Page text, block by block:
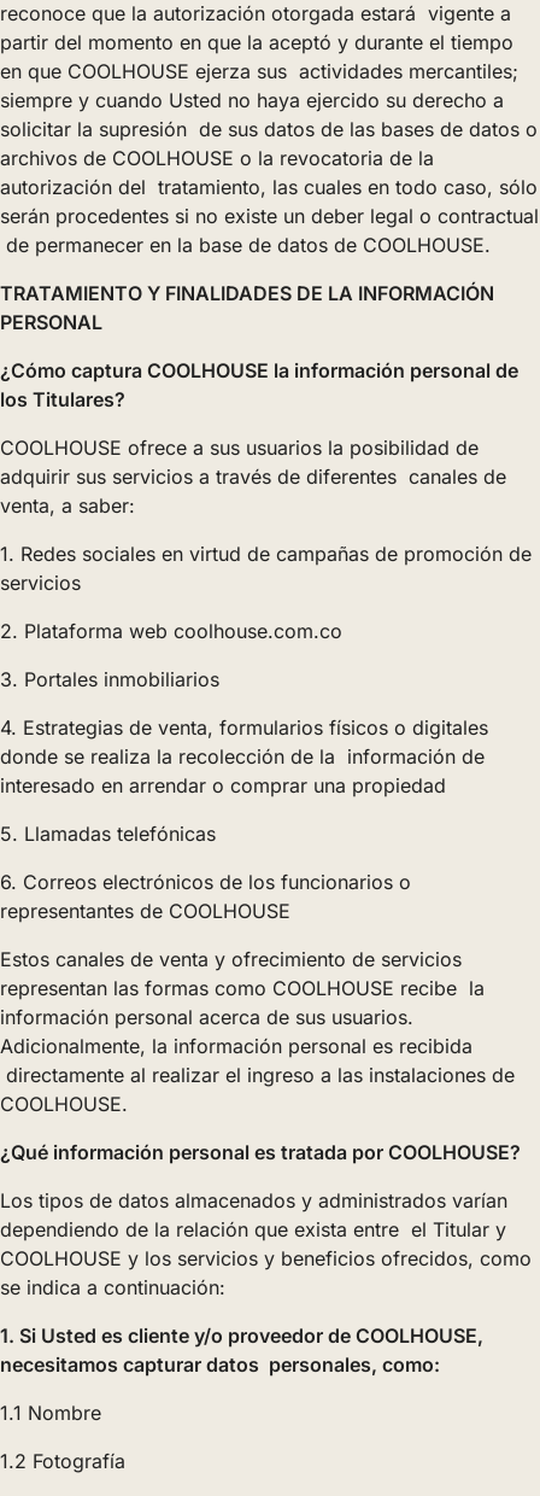
reconoce que la autorización otorgada estará vigente a
partir del momento en que la aceptó y durante el tiempo
en que COOLHOUSE ejerza sus actividades mercantiles;
siempre y cuando Usted no haya ejercido su derecho a
solicitar la supresión de sus datos de las bases de datos o
archivos de COOLHOUSE o la revocatoria de la
autorización del tratamiento, las cuales en todo caso, sólo
serán procedentes si no existe un deber legal o contractual
de permanecer en la base de datos de COOLHOUSE.
TRATAMIENTO Y FINALIDADES DE LA INFORMACIÓN
PERSONAL
¿Cómo captura COOLHOUSE la información personal de
los Titulares?
COOLHOUSE ofrece a sus usuarios la posibilidad de
adquirir sus servicios a través de diferentes canales de
venta, a saber:
1. Redes sociales en virtud de campañas de promoción de
servicios
2. Plataforma web coolhouse.com.co
3. Portales inmobiliarios
4. Estrategias de venta, formularios físicos o digitales
donde se realiza la recolección de la información de
interesado en arrendar o comprar una propiedad
5. Llamadas telefónicas
6. Correos electrónicos de los funcionarios o
representantes de COOLHOUSE
Estos canales de venta y ofrecimiento de servicios
representan las formas como COOLHOUSE recibe la
información personal acerca de sus usuarios.
Adicionalmente, la información personal es recibida
directamente al realizar el ingreso a las instalaciones de
COOLHOUSE.
¿Qué información personal es tratada por COOLHOUSE?
Los tipos de datos almacenados y administrados varían
dependiendo de la relación que exista entre el Titular y
COOLHOUSE y los servicios y beneficios ofrecidos, como
se indica a continuación:
1. Si Usted es cliente y/o proveedor de COOLHOUSE,
necesitamos capturar datos personales, como:
1.1 Nombre
1.2 Fotografía